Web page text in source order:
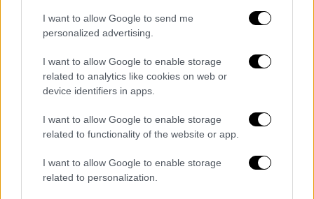
I want to allow Google to send me
personalized advertising.
I want to allow Google to enable storage
related to analytics like cookies on web or
device identifiers in apps.
I want to allow Google to enable storage
related to functionality of the website or app.
I want to allow Google to enable storage
related to personalization.
ΟΤΑ, σχολεία κ.ά.) ή εφόσον προβλέπεται
συλλογική σύμβαση, κανονισμό εργασίας
ή καθιερωμένη πρακτική.
Τα σχολιά σας δημοσιεύονται άμεσα με δική σας ευθύνη. Το
ΕΘΝΟΣ θα παρεμβαίνει και τα προσβλητικά σχόλια θα
διαγράφονται